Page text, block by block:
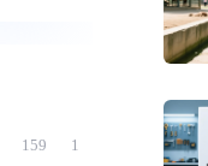
159 1